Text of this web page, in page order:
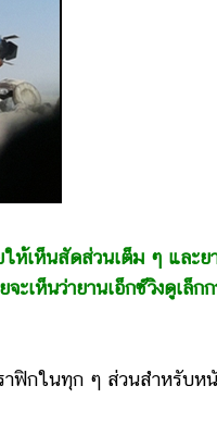
ห้เห็นสัดส่วนเต็ม ๆ และย
เห็นว่ายานเอ็กซ์วิงดูเล็กก
ฟิกในทุก ๆ ส่วนสำหรับห